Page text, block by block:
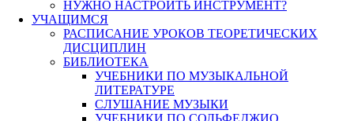
НУЖНО НАСТРОИТЬ ИНСТРУМЕНТ?
УЧАЩИМСЯ
РАСПИСАНИЕ УРОКОВ ТЕОРЕТИЧЕСКИХ
ДИСЦИПЛИН
БИБЛИОТЕКА
УЧЕБНИКИ ПО МУЗЫКАЛЬНОЙ
ЛИТЕРАТУРЕ
СЛУШАНИЕ МУЗЫКИ
УЧЕБНИКИ ПО СОЛЬФЕДЖИО